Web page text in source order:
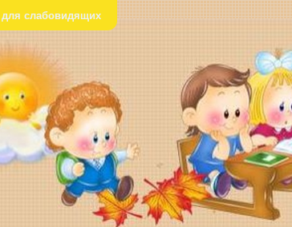
слабовидящих